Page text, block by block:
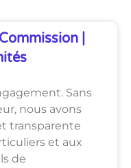
|
Sans
nous avons
transparente
et aux
de